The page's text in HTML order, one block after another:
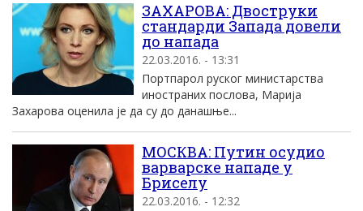
ЗАХАРОВА: Двоструки
стандарди Запада довели
до напада
22.03.2016. - 13:31
Портпарол руског министарства
иностраних послова, Марија
Захарова оценила је да су до данашње...
МОСКВА: Путин осудио
варварске нападе у
Бриселу
22.03.2016. - 12:32